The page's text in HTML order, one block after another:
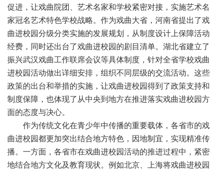
促进，让戏曲院团、艺术名家和学校紧密对接，实施艺术名
家冠名艺术特色学校战略。作为戏曲大省，河南省提出了戏
曲进校园分级分类实施的发展规划，从制度设计上保障活动
经费，同时还出台了戏曲进校园的剧目清单。湖北省建立了
振兴武汉戏曲工作联席会议等具体制度，针对全省学校戏曲
进校园活动做出详细安排，组织不同层级的交流活动。这些
政策的出台和举措的实施，让戏曲进校园得到了政策支持和
制度保障，也体现了从中央到地方在推进落实戏曲进校园方
面的态度与决心。
作为传统文化在青少年中传播的重要载体，各省市的戏
曲进校园都更加突出结合地方特色，因地制宜，实现精准传
播。一方面，各省市在戏曲进校园活动的推进过程中，紧密
地结合地方文化及教育现状。例如北京、上海将戏曲进校园